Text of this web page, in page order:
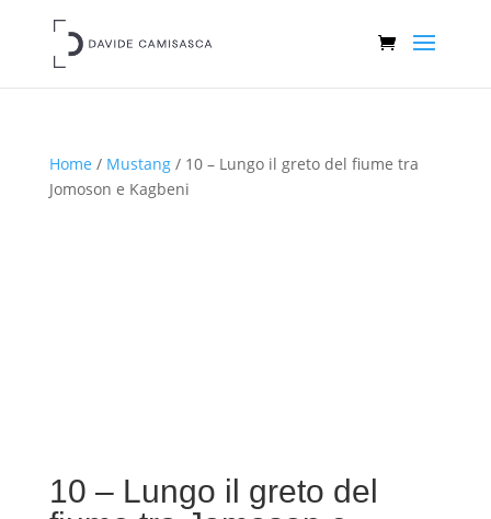
Home / Mustang/ 10 – Lungo il greto del fiume tra
Jomoson e Kagbeni
10 – Lungo il greto del